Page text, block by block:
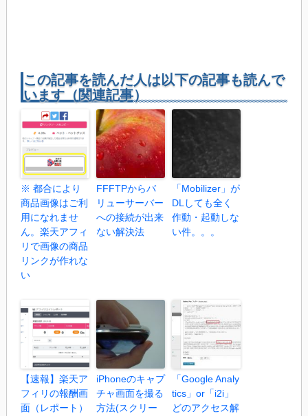
この記事を読んだ人は以下の記事も読んで
います（関連記事）
※ 都合により
商品画像はご利
用になれませ
ん。楽天アフィ
リで画像の商品
リンクが作れな
い
FFFTPからバ
リューサーバー
への接続が出来
ない解決法
「Mobilizer」が
DLしても全く
作動・起動しな
い件。。。
【速報】楽天ア
フィリの報酬画
面（レポート）
iPhoneのキャプ
チャ画面を撮る
方法(スクリー
「Google Analy
tics」or「i2i」
どのアクセス解